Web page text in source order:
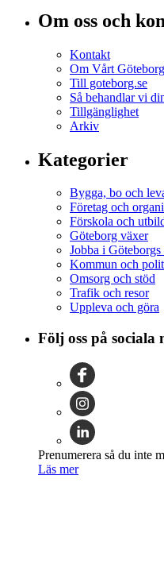
Om oss och
Kontakt
Om Vårt Göteborg
Till goteborg.se
Så behandlar vi
Tillgänglighet
Arkiv
Kategorier
Bygga, bo och
Företag och
Förskola och
Göteborg växer
Jobba i Göteborgs
Kommun och
Omsorg och stöd
Trafik och resor
Uppleva och göra
Följ oss på sociala
Prenumerera så du inte
Läs mer